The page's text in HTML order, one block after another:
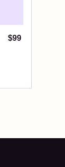
$99